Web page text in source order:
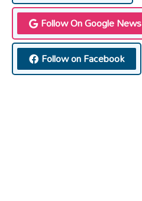
Follow On Google News
Follow on Facebook